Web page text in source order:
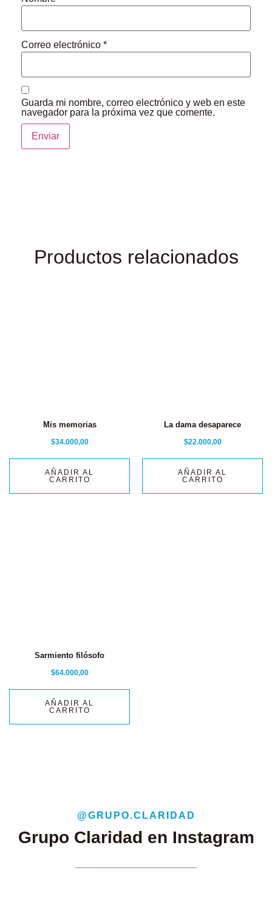
Correo electrónico *
Guarda mi nombre, correo electrónico y web en este
navegador para la próxima vez que comente.
Productos relacionados
Mis memorias
$34.000,00
AÑADIR AL
CARRITO
La dama desaparece
$22.000,00
AÑADIR AL
CARRITO
Sarmiento filósofo
$64.000,00
AÑADIR AL
CARRITO
@GRUPO.CLARIDAD
Grupo Claridad en Instagram